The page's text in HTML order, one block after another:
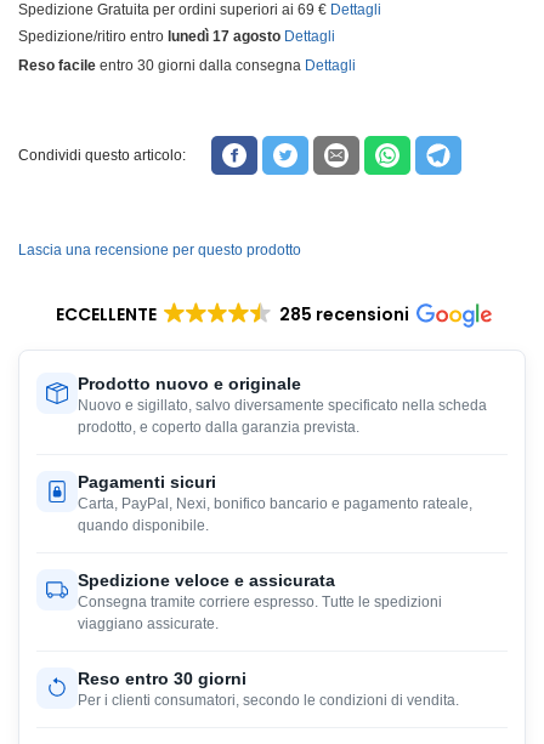
Spedizione Gratuita per ordini superiori ai 69 € Dettagli
Spedizione/ritiro entro lunedì 17 agosto Dettagli
Reso facile entro 30 giorni dalla consegna Dettagli
Condividi questo articolo:
Lascia una recensione per questo prodotto
ECCELLENTE 285 recensioni
Prodotto nuovo e originale
Nuovo e sigillato, salvo diversamente specificato nella scheda
prodotto, e coperto dalla garanzia prevista.
Pagamenti sicuri
Carta, PayPal, Nexi, bonifico bancario e pagamento rateale,
quando disponibile.
Spedizione veloce e assicurata
Consegna tramite corriere espresso. Tutte le spedizioni
viaggiano assicurate.
Reso entro 30 giorni
Per i clienti consumatori, secondo le condizioni di vendita.